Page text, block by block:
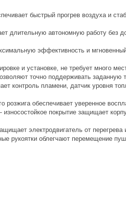
быстрый прогрев воздуха и
длительную автономную работу без
эффективность и
и установке, не требует много
точно поддерживать заданную
контроль пламени, датчик уровня
розжига обеспечивает уверенное
покрытие защищает
электродвигатель от
рукоятки облегчают перемещение